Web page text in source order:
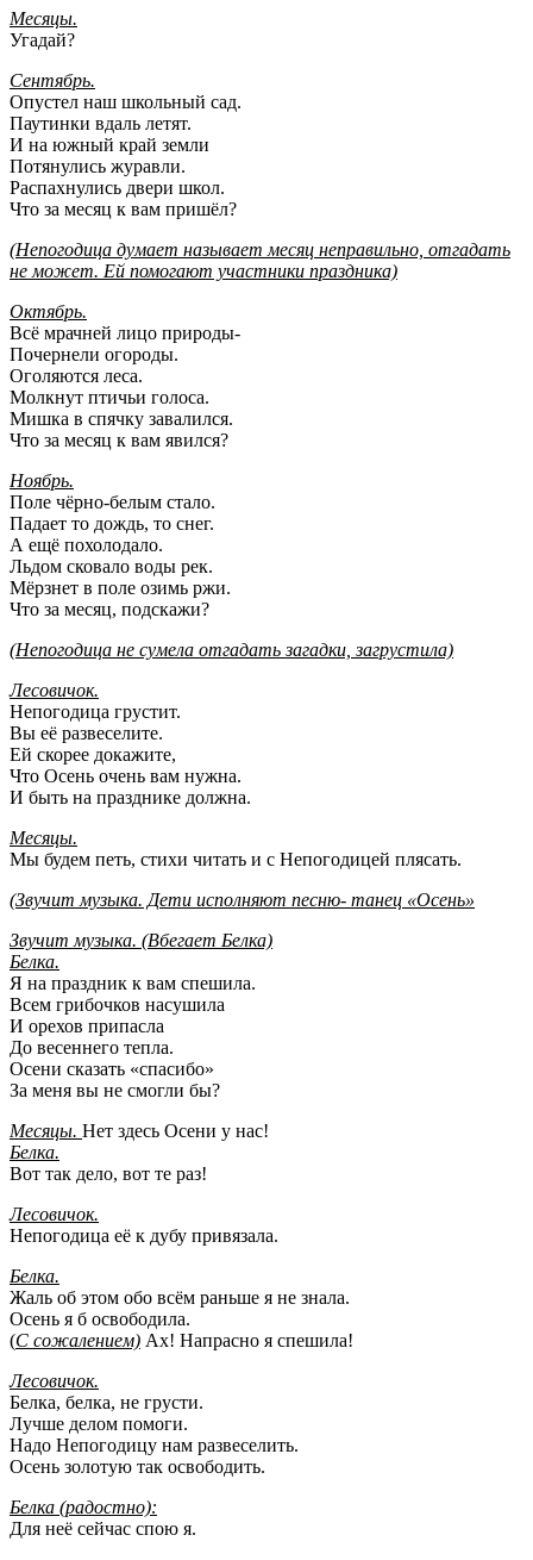
Месяцы.
Угадай?
Сентябрь.
Опустел наш школьный сад.
Паутинки вдаль летят.
И на южный край земли
Потянулись журавли.
Распахнулись двери школ.
Что за месяц к вам пришёл?
(Непогодица думает называет месяц неправильно, отгадать
не может. Ей помогают участники праздника)
Октябрь.
Всё мрачней лицо природы-
Почернели огороды.
Оголяются леса.
Молкнут птичьи голоса.
Мишка в спячку завалился.
Что за месяц к вам явился?
Ноябрь.
Поле чёрно-белым стало.
Падает то дождь, то снег.
А ещё похолодало.
Льдом сковало воды рек.
Мёрзнет в поле озимь ржи.
Что за месяц, подскажи?
(Непогодица не сумела отгадать загадки, загрустила)
Лесовичок.
Непогодица грустит.
Вы её развеселите.
Ей скорее докажите,
Что Осень очень вам нужна.
И быть на празднике должна.
Месяцы.
Мы будем петь, стихи читать и с Непогодицей плясать.
(Звучит музыка. Дети исполняют песню- танец «Осень»
Звучит музыка. (Вбегает Белка)
Белка.
Я на праздник к вам спешила.
Всем грибочков насушила
И орехов припасла
До весеннего тепла.
Осени сказать «спасибо»
За меня вы не смогли бы?
Месяцы. Нет здесь Осени у нас!
Белка.
Вот так дело, вот те раз!
Лесовичок.
Непогодица её к дубу привязала.
Белка.
Жаль об этом обо всём раньше я не знала.
Осень я б освободила.
(С сожалением) Ах! Напрасно я спешила!
Лесовичок.
Белка, белка, не грусти.
Лучше делом помоги.
Надо Непогодицу нам развеселить.
Осень золотую так освободить.
Белка (радостно):
Для неё сейчас спою я.